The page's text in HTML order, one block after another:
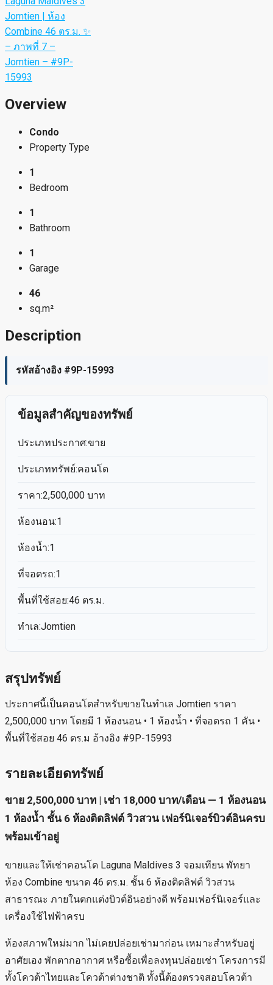
Overview
Condo
Property Type
1
Bedroom
1
Bathroom
1
Garage
46
sq.m²
Description
รหัสอ้างอิง #9P-15993
ข้อมูลสำคัญของทรัพย์
ประเภทประกาศ:ขาย
ประเภททรัพย์:คอนโด
ราคา:2,500,000 บาท
ห้องนอน:1
ห้องน้ำ:1
ที่จอดรถ:1
พื้นที่ใช้สอย:46 ตร.ม.
ทำเล:Jomtien
สรุปทรัพย์
ประกาศนี้เป็นคอนโดสำหรับขายในทำเล Jomtien ราคา
2,500,000 บาท โดยมี 1 ห้องนอน • 1 ห้องน้ำ • ที่จอดรถ 1 คัน •
พื้นที่ใช้สอย 46 ตร.ม อ้างอิง #9P-15993
รายละเอียดทรัพย์
ขาย 2,500,000 บาท | เช่า 18,000 บาท/เดือน — 1 ห้องนอน
1 ห้องน้ำ ชั้น 6 ห้องติดลิฟต์ วิวสวน เฟอร์นิเจอร์บิวต์อินครบ
พร้อมเข้าอยู่
ขายและให้เช่าคอนโด Laguna Maldives 3 จอมเทียน พัทยา
ห้อง Combine ขนาด 46 ตร.ม. ชั้น 6 ห้องติดลิฟต์ วิวสวน
สาธารณะ ภายในตกแต่งบิวต์อินอย่างดี พร้อมเฟอร์นิเจอร์และ
เครื่องใช้ไฟฟ้าครบ
ห้องสภาพใหม่มาก ไม่เคยปล่อยเช่ามาก่อน เหมาะสำหรับอยู่
อาศัยเอง พักตากอากาศ หรือซื้อเพื่อลงทุนปล่อยเช่า โครงการมี
ทั้งโควต้าไทยและโควต้าต่างชาติ ทั้งนี้ต้องตรวจสอบโควต้า